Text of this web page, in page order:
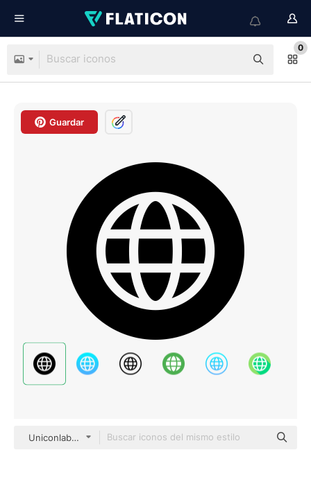
0
Guardar
Uniconlabs Glyph